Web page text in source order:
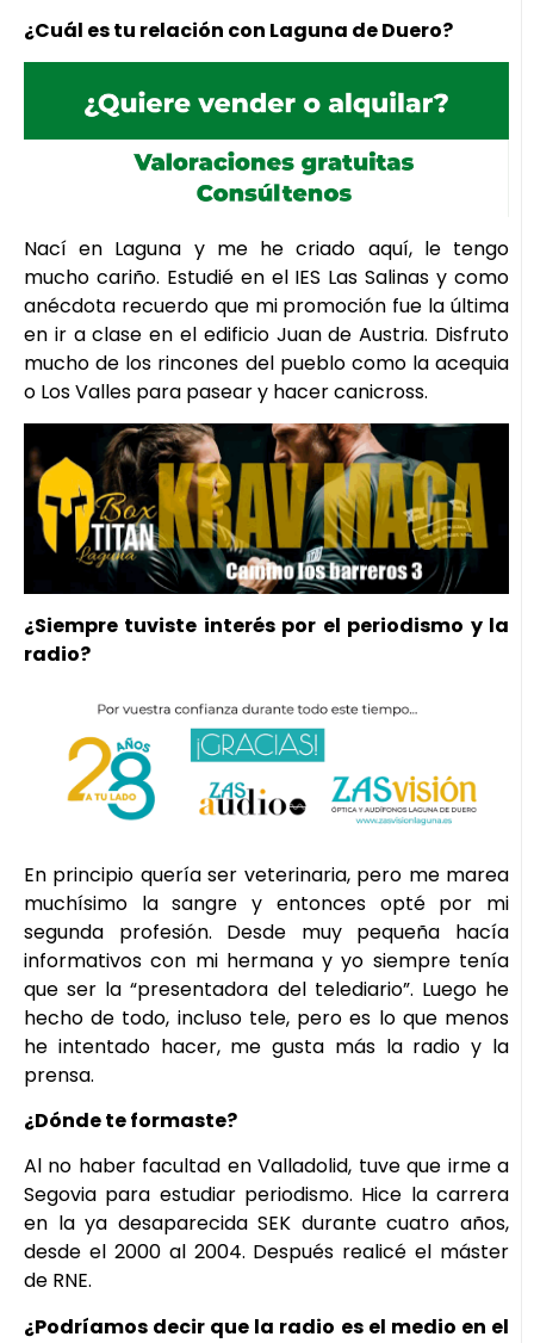
¿Cuál es tu relación con Laguna de Duero?
Nací en Laguna y me he criado aquí, le tengo
mucho cariño. Estudié en el IES Las Salinas y como
anécdota recuerdo que mi promoción fue la última
en ir a clase en el edificio Juan de Austria. Disfruto
mucho de los rincones del pueblo como la acequia
o Los Valles para pasear y hacer canicross.
¿Siempre tuviste interés por el periodismo y la
radio?
En principio quería ser veterinaria, pero me marea
muchísimo la sangre y entonces opté por mi
segunda profesión. Desde muy pequeña hacía
informativos con mi hermana y yo siempre tenía
que ser la “presentadora del telediario”. Luego he
hecho de todo, incluso tele, pero es lo que menos
he intentado hacer, me gusta más la radio y la
prensa.
¿Dónde te formaste?
Al no haber facultad en Valladolid, tuve que irme a
Segovia para estudiar periodismo. Hice la carrera
en la ya desaparecida SEK durante cuatro años,
desde el 2000 al 2004. Después realicé el máster
de RNE.
¿Podríamos decir que la radio es el medio en el